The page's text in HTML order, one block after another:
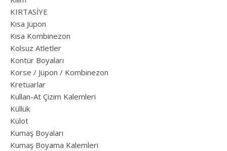
KIRTASİYE
Kısa Jüpon
Kısa Kombinezon
Kolsuz Atletler
Kontür Boyaları
Korse / Jüpon / Kombinezon
Kretuarlar
Kullan-At Çizim Kalemleri
Küllük
Külot
Kumaş Boyaları
Kumaş Boyama Kalemleri